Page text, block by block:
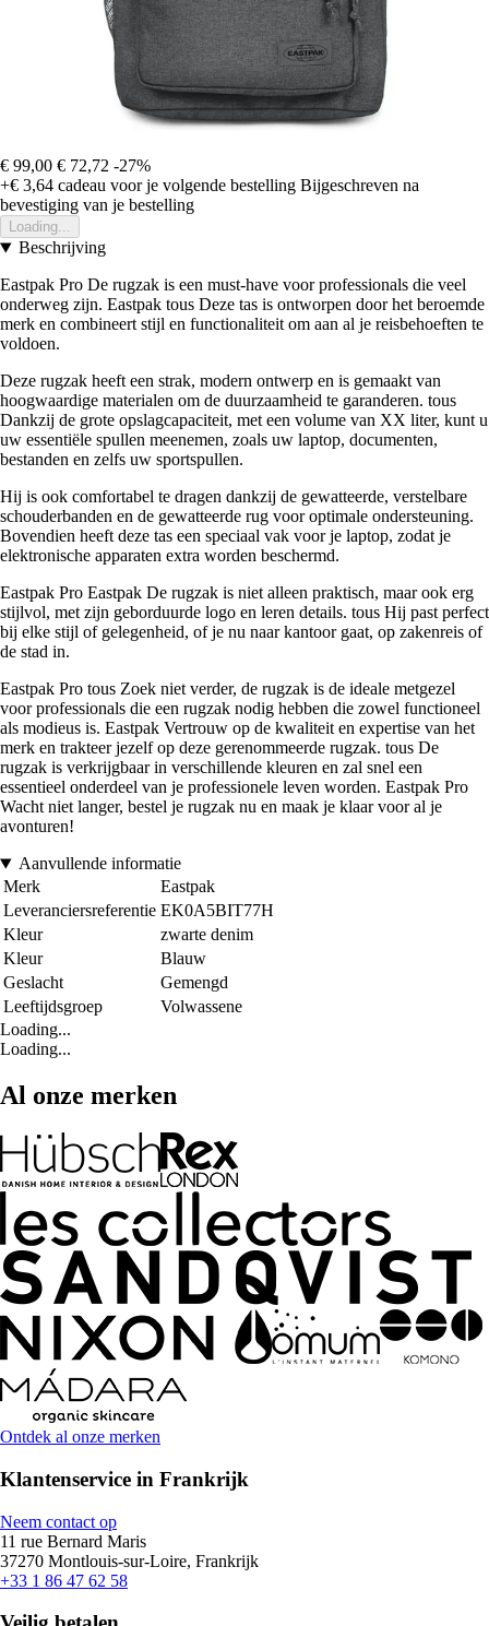
€ 99,00 € 72,72 -27%
+€ 3,64 cadeau voor je volgende bestelling Bijgeschreven na
bevestiging van je bestelling
Loading...
Beschrijving
Eastpak Pro De rugzak is een must-have voor professionals die veel
onderweg zijn. Eastpak tous Deze tas is ontworpen door het beroemde
merk en combineert stijl en functionaliteit om aan al je reisbehoeften te
voldoen.
Deze rugzak heeft een strak, modern ontwerp en is gemaakt van
hoogwaardige materialen om de duurzaamheid te garanderen. tous
Dankzij de grote opslagcapaciteit, met een volume van XX liter, kunt u
uw essentiële spullen meenemen, zoals uw laptop, documenten,
bestanden en zelfs uw sportspullen.
Hij is ook comfortabel te dragen dankzij de gewatteerde, verstelbare
schouderbanden en de gewatteerde rug voor optimale ondersteuning.
Bovendien heeft deze tas een speciaal vak voor je laptop, zodat je
elektronische apparaten extra worden beschermd.
Eastpak Pro Eastpak De rugzak is niet alleen praktisch, maar ook erg
stijlvol, met zijn geborduurde logo en leren details. tous Hij past perfect
bij elke stijl of gelegenheid, of je nu naar kantoor gaat, op zakenreis of
de stad in.
Eastpak Pro tous Zoek niet verder, de rugzak is de ideale metgezel
voor professionals die een rugzak nodig hebben die zowel functioneel
als modieus is. Eastpak Vertrouw op de kwaliteit en expertise van het
merk en trakteer jezelf op deze gerenommeerde rugzak. tous De
rugzak is verkrijgbaar in verschillende kleuren en zal snel een
essentieel onderdeel van je professionele leven worden. Eastpak Pro
Wacht niet langer, bestel je rugzak nu en maak je klaar voor al je
avonturen!
Aanvullende informatie
Merk
Eastpak
Leveranciersreferentie EK0A5BIT77H
Kleur
zwarte denim
Kleur
Blauw
Geslacht
Gemengd
Leeftijdsgroep
Volwassene
Loading...
Loading...
Al onze merken
Ontdek al onze merken
Klantenservice in Frankrijk
Neem contact op
11 rue Bernard Maris
37270 Montlouis-sur-Loire, Frankrijk
+33 1 86 47 62 58